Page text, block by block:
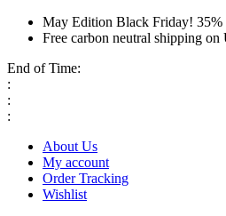
May Edition Black Friday! 35%
Free carbon neutral shipping on
End of Time:
:
:
:
About Us
My account
Order Tracking
Wishlist